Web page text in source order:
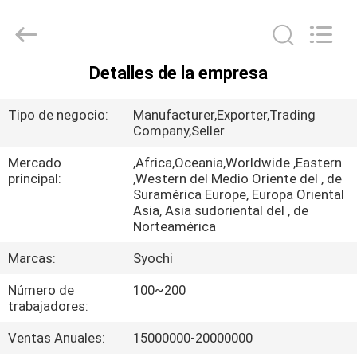
SOBRE
VIAJE
DE
LA
FÁBRICA
Syochi
Electronics
Detalles de la empresa
Tipo de negocio:
Manufacturer,Exporter,Trading
Company,Seller
Mercado
principal:
,Africa,Oceania,Worldwide ,Eastern
,Western del Medio Oriente del , de
Suramérica Europe, Europa Oriental
Asia, Asia sudoriental del , de
Norteamérica
Marcas:
Syochi
Número de
trabajadores:
100~200
Ventas Anuales:
15000000-20000000